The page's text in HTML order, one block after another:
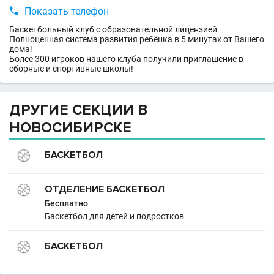
 Показать телефон
Баскетбольный клуб с образовательной лицензией
Полноценная система развития ребёнка в 5 минутах от Вашего
дома!
Более 300 игроков нашего клуба получили приглашение в
сборные и спортивные школы!
ДРУГИЕ СЕКЦИИ В
НОВОСИБИРСКЕ
БАСКЕТБОЛ
ОТДЕЛЕНИЕ БАСКЕТБОЛ
Бесплатно
Баскетбол для детей и подростков
БАСКЕТБОЛ